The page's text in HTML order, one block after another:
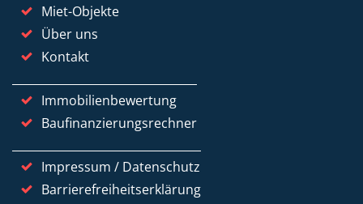
Miet-Objekte
Über uns
Kontakt
Immobilienbewertung
Baufinanzierungsrechner
Impressum / Datenschutz
Barrierefreiheitserklärung